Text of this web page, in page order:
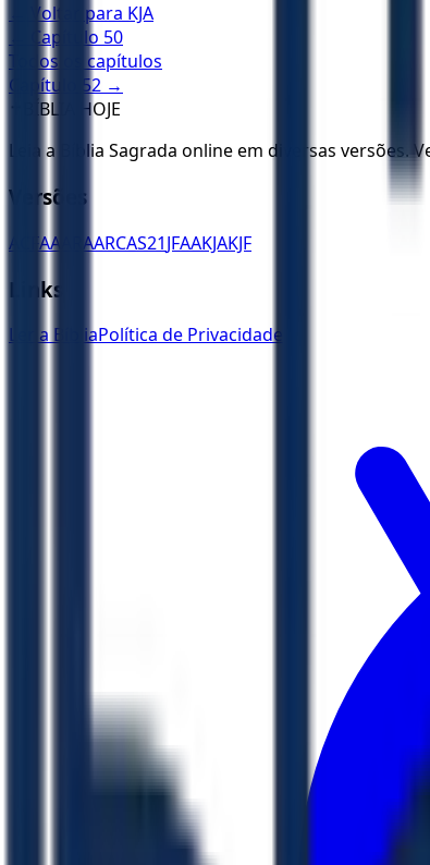
← Voltar para KJA
← Capítulo 50
Todos os capítulos
Capítulo
52 →
BÍBLIA HOJE
Leia a Bíblia Sagrada online em diversas versões.
Versões
ACFAA ARAARCAS21JFAAKJAKJF
Links
Ler a BíbliaPolítica de Privacidade